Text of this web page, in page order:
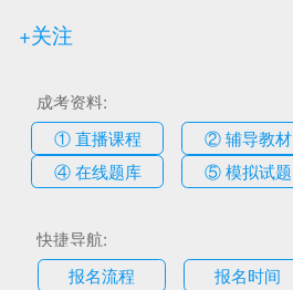
+关注
成考资料:
① 直播课程
② 辅导教材
④ 在线题库
⑤ 模拟试题
快捷导航:
报名流程
报名时间